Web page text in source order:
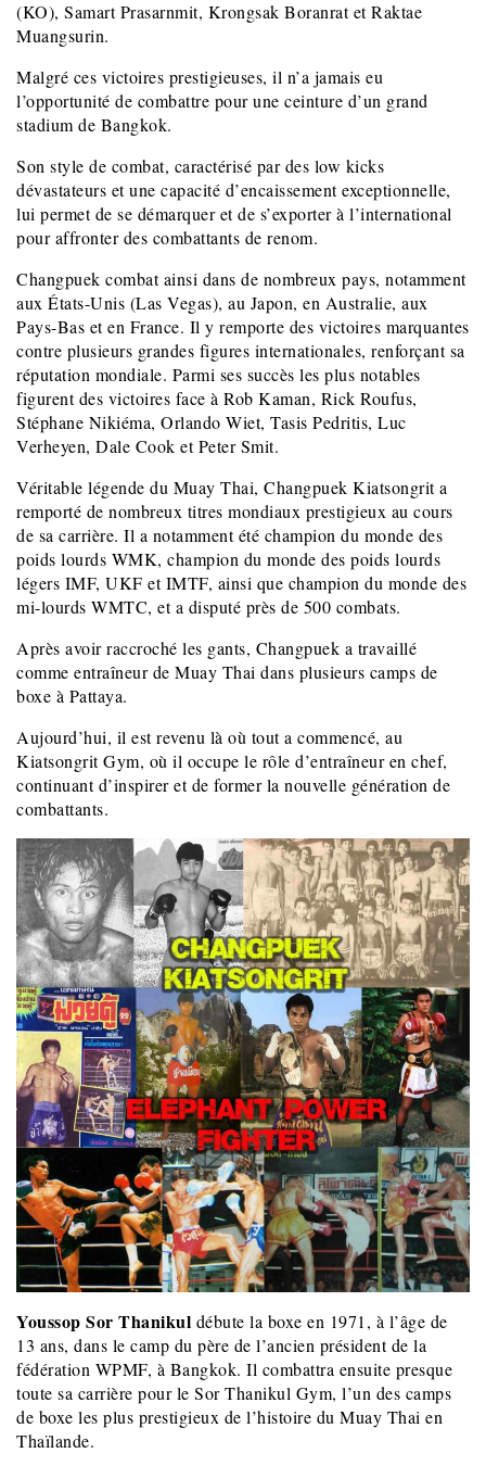
(KO), Samart Prasarnmit, Krongsak Boranrat et Raktae
Muangsurin.
Malgré ces victoires prestigieuses, il n’a jamais eu
l’opportunité de combattre pour une ceinture d’un grand
stadium de Bangkok.
Son style de combat, caractérisé par des low kicks
dévastateurs et une capacité d’encaissement exceptionnelle,
lui permet de se démarquer et de s’exporter à l’international
pour affronter des combattants de renom.
Changpuek combat ainsi dans de nombreux pays, notamment
aux États-Unis (Las Vegas), au Japon, en Australie, aux
Pays-Bas et en France. Il y remporte des victoires marquantes
contre plusieurs grandes figures internationales, renforçant sa
réputation mondiale. Parmi ses succès les plus notables
figurent des victoires face à Rob Kaman, Rick Roufus,
Stéphane Nikiéma, Orlando Wiet, Tasis Pedritis, Luc
Verheyen, Dale Cook et Peter Smit.
Véritable légende du Muay Thai, Changpuek Kiatsongrit a
remporté de nombreux titres mondiaux prestigieux au cours
de sa carrière. Il a notamment été champion du monde des
poids lourds WMK, champion du monde des poids lourds
légers IMF, UKF et IMTF, ainsi que champion du monde des
mi-lourds WMTC, et a disputé près de 500 combats.
Après avoir raccroché les gants, Changpuek a travaillé
comme entraîneur de Muay Thai dans plusieurs camps de
boxe à Pattaya.
Aujourd’hui, il est revenu là où tout a commencé, au
Kiatsongrit Gym, où il occupe le rôle d’entraîneur en chef,
continuant d’inspirer et de former la nouvelle génération de
combattants.
Youssop Sor Thanikul débute la boxe en 1971, à l’âge de
13 ans, dans le camp du père de l’ancien président de la
fédération WPMF, à Bangkok. Il combattra ensuite presque
toute sa carrière pour le Sor Thanikul Gym, l’un des camps
de boxe les plus prestigieux de l’histoire du Muay Thai en
Thaïlande.